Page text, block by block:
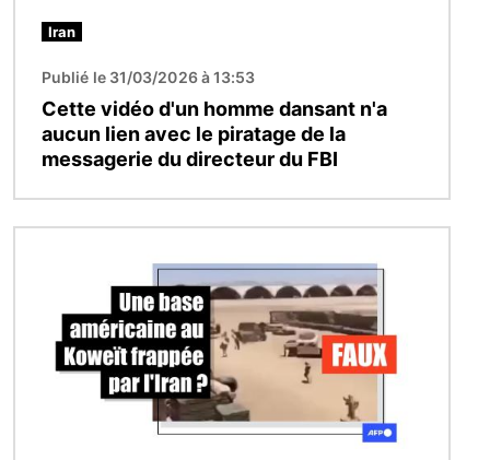
Iran
Publié le 31/03/2026 à 13:53
Cette vidéo d'un homme dansant n'a
aucun lien avec le piratage de la
messagerie du directeur du FBI